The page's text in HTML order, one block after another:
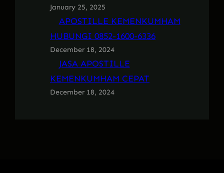
January 25, 2025
APOSTILLE KEMENKUMHAM
HUBUNGI 0852-1600-6336
December 18, 2024
JASA APOSTILLE
KEMENKUMHAM CEPAT
December 18, 2024